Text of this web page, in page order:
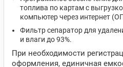
топлива по картам с
компьютер через интернет
Фильтр сепаратор для
и влаги до 93%.
При необходимости
оформления, единичная